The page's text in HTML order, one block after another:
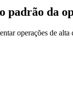
padrão da
operações de